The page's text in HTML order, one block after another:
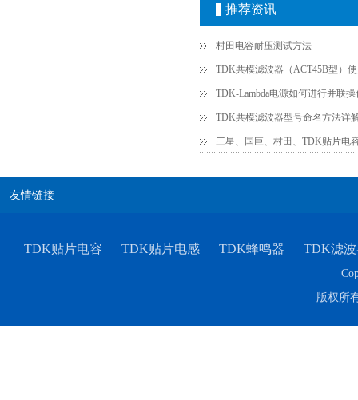
推荐资讯
村田电容耐压测试方法
TDK共模滤波器（ACT45B型）
TDK共模滤波器型号命名方法详
三星、国巨、村田、TDK贴片电
友情链接
TDK贴片电容 TDK贴片电感 TDK蜂鸣器 TDK滤
版权所